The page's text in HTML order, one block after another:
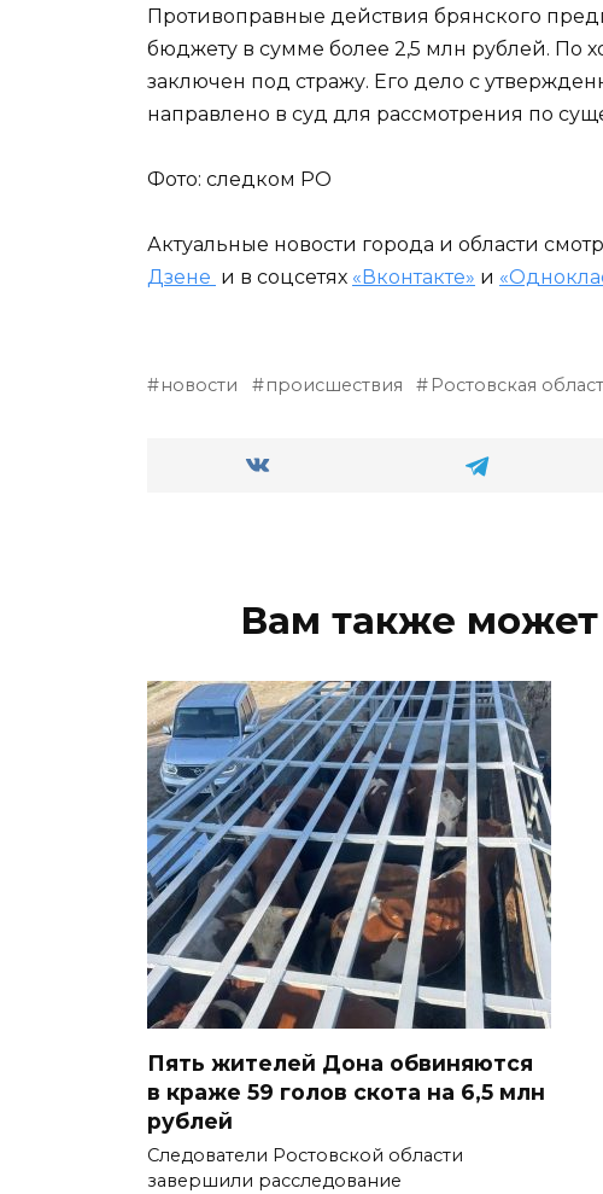
Противоправные действия брянского
бюджету в сумме более 2,5 млн рублей. По
заключен под стражу. Его дело с
направлено в суд для рассмотрения по
Фото: следком РО
Актуальные новости города и области
Дзене и в соцсетях «Вконтакте» и
новости происшествия Ростовская
Вам также
Пять жителей Дона обвиняются
в краже 59 голов скота на 6,5 млн
рублей
Следователи Ростовской области
завершили расследование